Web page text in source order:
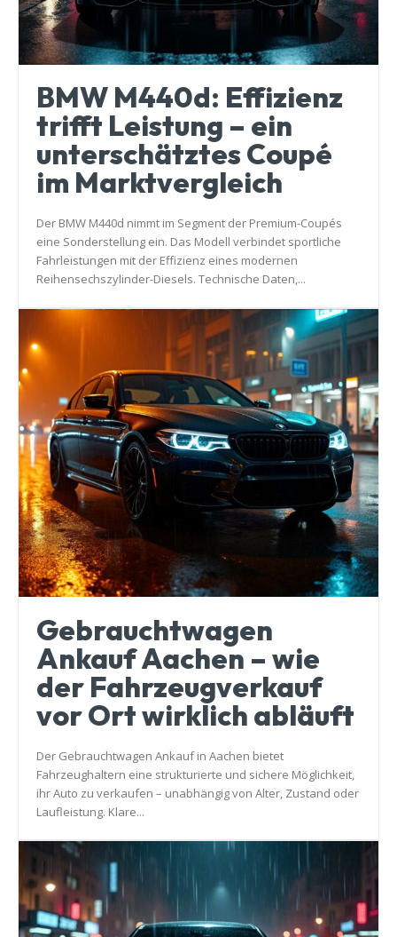
BMW M440d: Effizienz
trifft Leistung – ein
unterschätztes Coupé
im Marktvergleich
Der BMW M440d nimmt im Segment der Premium-Coupés
eine Sonderstellung ein. Das Modell verbindet sportliche
Fahrleistungen mit der Effizienz eines modernen
Reihensechszylinder-Diesels. Technische Daten,...
Gebrauchtwagen
Ankauf Aachen – wie
der Fahrzeugverkauf
vor Ort wirklich abläuft
Der Gebrauchtwagen Ankauf in Aachen bietet
Fahrzeughaltern eine strukturierte und sichere Möglichkeit,
ihr Auto zu verkaufen – unabhängig von Alter, Zustand oder
Laufleistung. Klare...